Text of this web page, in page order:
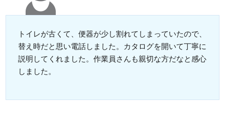
トイレが古くて、便器が少し割れてしまっていたので、
替え時だと思い電話しました。カタログを開いて丁寧に
説明してくれました。作業員さんも親切な方だなと感心
しました。